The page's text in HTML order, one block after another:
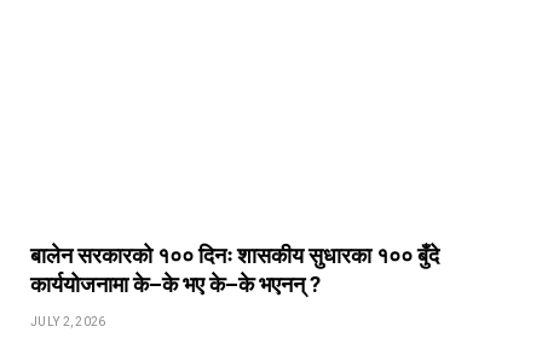
बालेन सरकारको १०० दिनः शासकीय सुधारका १०० बुँदे
कार्ययोजनामा के–के भए के–के भएनन् ?
JULY 2, 2026